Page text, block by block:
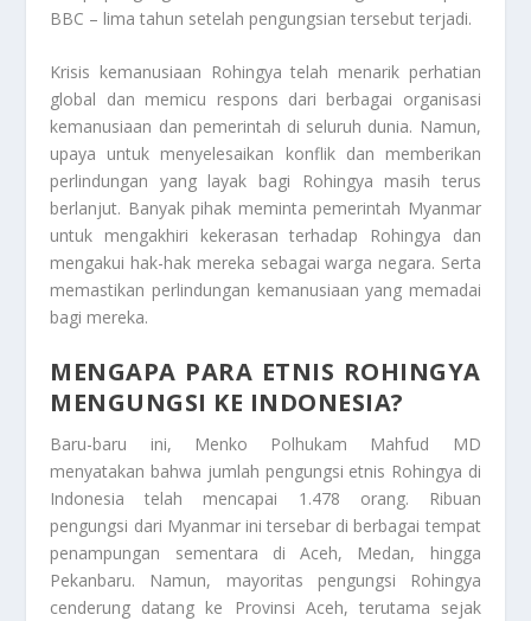
BBC – lima tahun setelah pengungsian tersebut terjadi.
Krisis kemanusiaan Rohingya telah menarik perhatian
global dan memicu respons dari berbagai organisasi
kemanusiaan dan pemerintah di seluruh dunia. Namun,
upaya untuk menyelesaikan konflik dan memberikan
perlindungan yang layak bagi Rohingya masih terus
berlanjut. Banyak pihak meminta pemerintah Myanmar
untuk mengakhiri kekerasan terhadap Rohingya dan
mengakui hak-hak mereka sebagai warga negara. Serta
memastikan perlindungan kemanusiaan yang memadai
bagi mereka.
MENGAPA PARA ETNIS ROHINGYA
MENGUNGSI KE INDONESIA?
Baru-baru ini, Menko Polhukam Mahfud MD
menyatakan bahwa jumlah pengungsi etnis Rohingya di
Indonesia telah mencapai 1.478 orang. Ribuan
pengungsi dari Myanmar ini tersebar di berbagai tempat
penampungan sementara di Aceh, Medan, hingga
Pekanbaru. Namun, mayoritas pengungsi Rohingya
cenderung datang ke Provinsi Aceh, terutama sejak